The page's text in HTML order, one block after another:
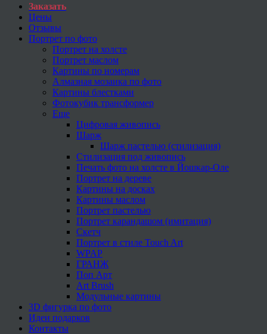
Заказать
Цены
Отзывы
Портрет по фото
Портрет на холсте
Портрет маслом
Картины по номерам
Алмазная мозаика по фото
Картины блестками
Фотокубик трансформер
Еще
Цифровая живопись
Шарж
Шарж пастелью (стилизация)
Стилизация под живопись
Печать фото на холсте в Йошкар-Оле
Портрет на дереве
Картины на досках
Картины маслом
Портрет пастелью
Портрет карандашом (имитация)
Скетч
Портрет в стиле Touch Art
WPAP
ГРАНЖ
Поп Арт
Art Brush
Модульные картины
3D фигурка по фото
Идеи подарков
Контакты